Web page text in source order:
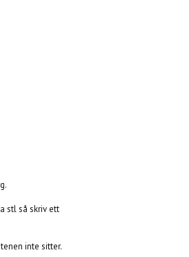
stl så skriv ett
inte sitter.